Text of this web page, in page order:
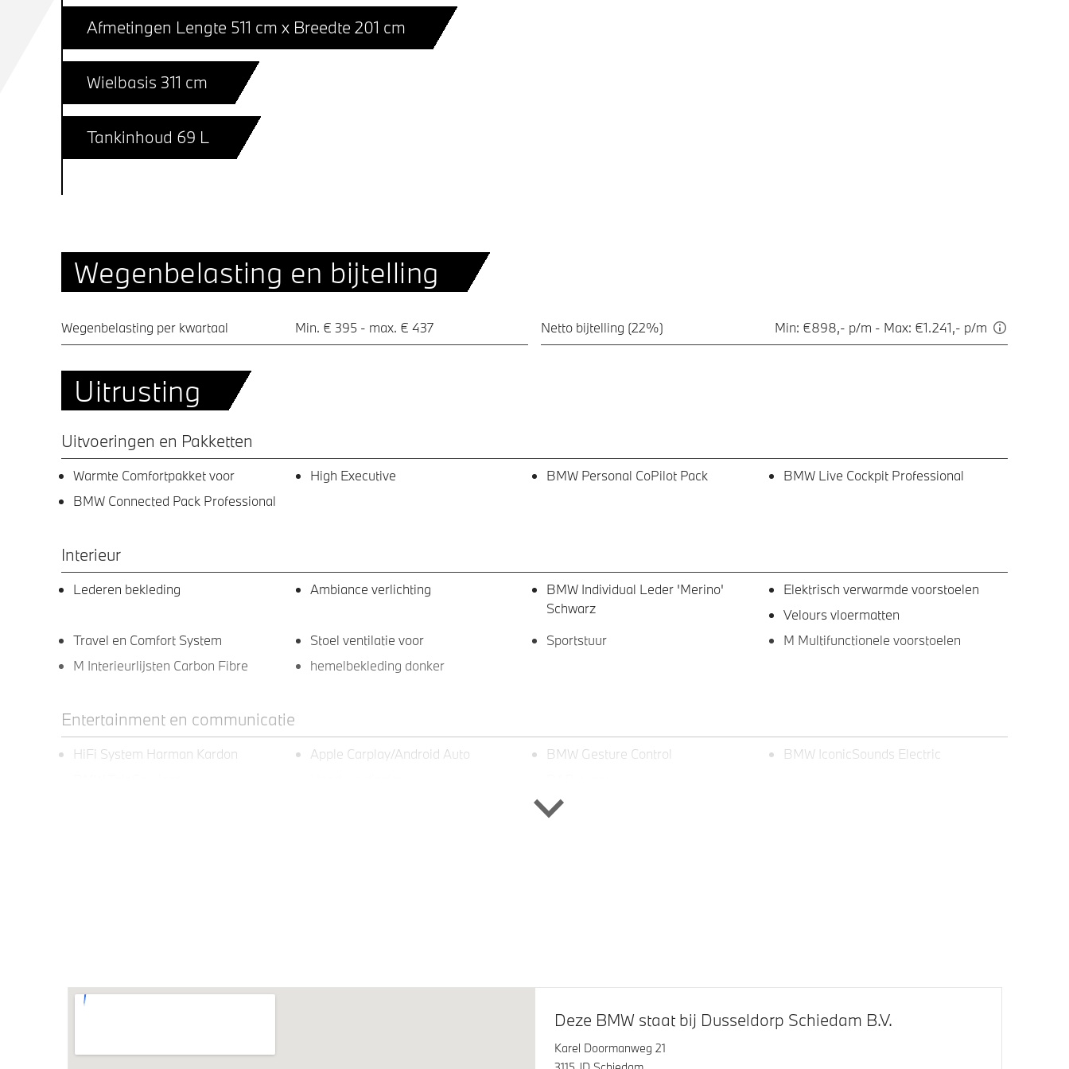
Afmetingen Lengte 511 cm x Breedte 201 cm
Wielbasis 311 cm
Tankinhoud 69 L
Wegenbelasting en bijtelling
Wegenbelasting per kwartaal Min. € 395 - max. € 437 Netto bijtelling (22%) Min: €898,- p/m - Max: €1.241,- p/m
Uitrusting
Uitvoeringen en Pakketten
Warmte Comfortpakket voor High Executive BMW Personal CoPilot Pack
BMW Live Cockpit Professional
BMW Connected Pack Professional
Interieur
Lederen bekleding Ambiance verlichting
BMW Individual Leder 'Merino'
Schwarz
Elektrisch verwarmde voorstoelen
Velours vloermatten
Travel en Comfort System
Stoel ventilatie voor Sportstuur
M Multifunctionele voorstoelen
M Interieurlijsten Carbon Fibre
hemelbekleding donker
Entertainment en communicatie
HiFi System Harman Kardon Apple Carplay/Android Auto BMW Gesture Control
BMW IconicSounds Electric
Stoelventilatie voor beide voorstoelen
Deze BMW staat bij Dusseldorp Schiedam B.V.
Karel Doormanweg 21